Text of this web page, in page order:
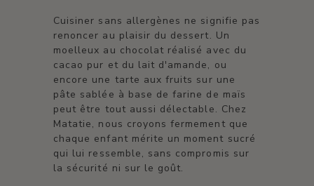
Cuisiner sans allergènes ne signifie pas
renoncer au plaisir du dessert. Un
moelleux au chocolat réalisé avec du
cacao pur et du lait d'amande, ou
encore une tarte aux fruits sur une
pâte sablée à base de farine de maïs
peut être tout aussi délectable. Chez
Matatie, nous croyons fermement que
chaque enfant mérite un moment sucré
qui lui ressemble, sans compromis sur
la sécurité ni sur le goût.